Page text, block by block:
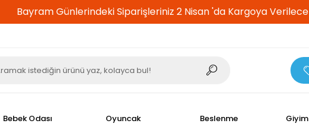
Bayram Günlerindeki Siparişleriniz 2 Nisan 'da Kargoya
Bebek Odası Oyuncak Beslenme